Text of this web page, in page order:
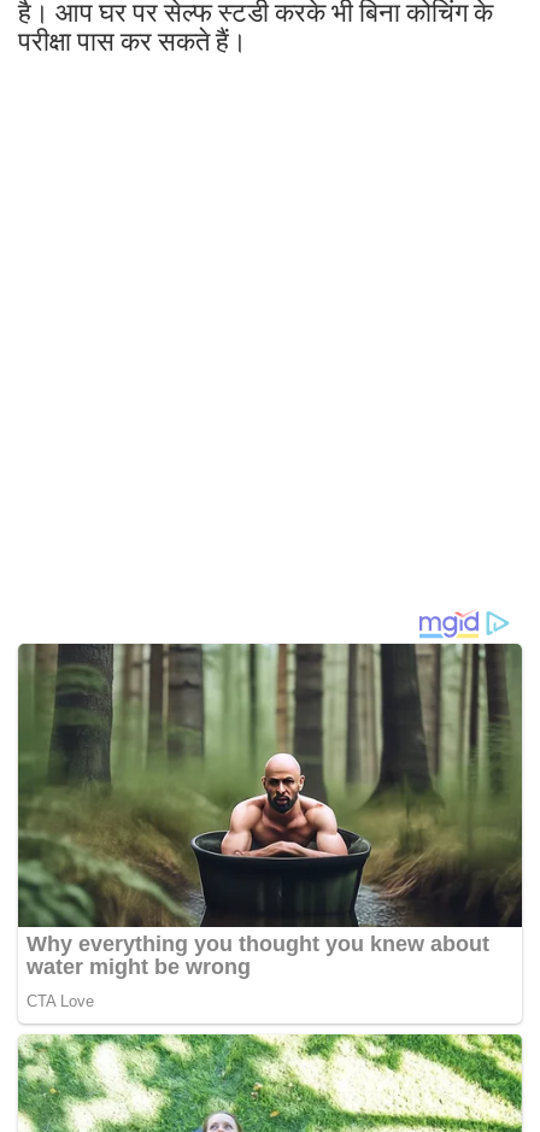
है। आप घर पर सेल्फ स्टडी करके भी बिना कोचिंग के
परीक्षा पास कर सकते हैं।